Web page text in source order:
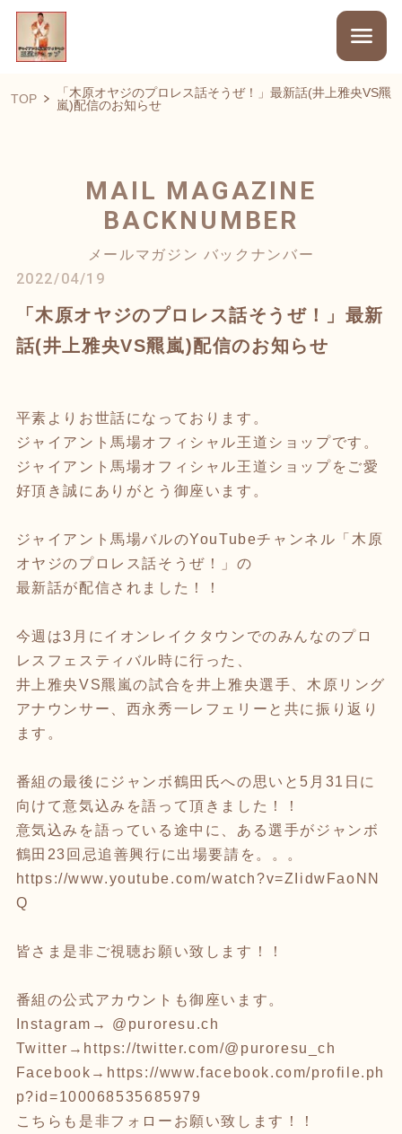
TOP
「木原オヤジのプロレス話そうぜ！」最新話(井上雅央VS羆
嵐)配信のお知らせ
MAIL MAGAZINE
BACKNUMBER
メールマガジン バックナンバー
2022/04/19
「木原オヤジのプロレス話そうぜ！」最新
話(井上雅央VS羆嵐)配信のお知らせ
平素よりお世話になっております。
ジャイアント馬場オフィシャル王道ショップです。
ジャイアント馬場オフィシャル王道ショップをご愛
好頂き誠にありがとう御座います。
ジャイアント馬場バルのYouTubeチャンネル「木原
オヤジのプロレス話そうぜ！」の
最新話が配信されました！！
今週は3月にイオンレイクタウンでのみんなのプロ
レスフェスティバル時に行った、
井上雅央VS羆嵐の試合を井上雅央選手、木原リング
アナウンサー、西永秀一レフェリーと共に振り返り
ます。
番組の最後にジャンボ鶴田氏への思いと5月31日に
向けて意気込みを語って頂きました！！
意気込みを語っている途中に、ある選手がジャンボ
鶴田23回忌追善興行に出場要請を。。。
https://www.youtube.com/watch?v=ZIidwFaoNN
Q
皆さま是非ご視聴お願い致します！！
番組の公式アカウントも御座います。
Instagram→ @puroresu.ch
Twitter→ https://twitter.com/@puroresu_ch
Facebook→ https://www.facebook.com/profile.ph
p?id=100068535685979
こちらも是非フォローお願い致します！！